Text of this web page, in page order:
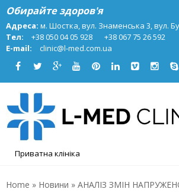
Skip
content
Обирайте здоров'я
Адреса: м. Шостка, вул. Знаменська 3, вул.
Тел:
+38 050 04 05 928
+38 067 75 26 592
E-mail:
clinic@l-med.com.ua
Приватна клініка
Home » Новини » АНАЛІЗ ЗМІН